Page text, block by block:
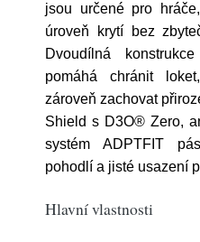
jsou určené pro
úroveň krytí bez
Dvoudílná
pomáhá chránit
zároveň zachovat
Shield s D3O® Zero,
systém ADPTFIT
pohodlí a jisté usazení
Hlavní vlastnosti